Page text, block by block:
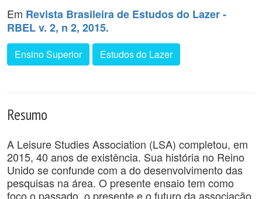
Em Revista Brasileira de Estudos do Lazer -
RBEL v. 2, n 2, 2015.
Ensino Superior Estudos do Lazer
Resumo
A Leisure Studies Association (LSA) completou, em
2015, 40 anos de existência. Sua história no Reino
Unido se confunde com a do desenvolvimento das
pesquisas na área. O presente ensaio tem como
foco o passado, o presente e o futuro da associação.